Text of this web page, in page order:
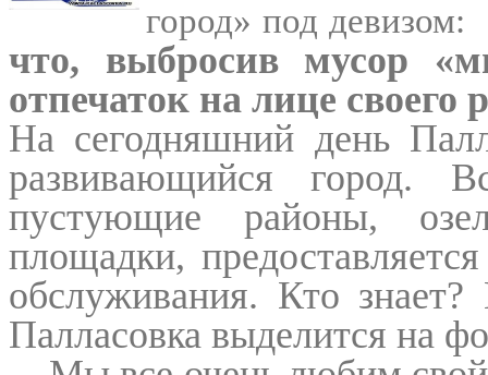
город» под девизом:
что, выбросив мусор
отпечаток на лице своего
На сегодняшний день
развивающийся город.
пустующие районы,
площадки,
обслуживания. Кто знает?
Палласовка выделится на